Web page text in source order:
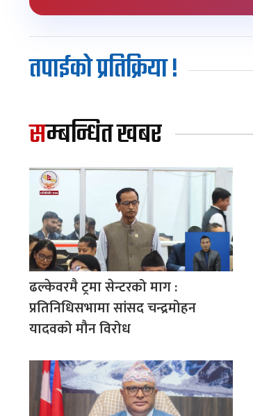
तपाईको प्रतिक्रिया !
सम्बन्धित खबर
ढल्केवरमै ट्रमा सेन्टरको माग :
प्रतिनिधिसभामा सांसद चन्द्रमोहन
यादवको मौन विरोध